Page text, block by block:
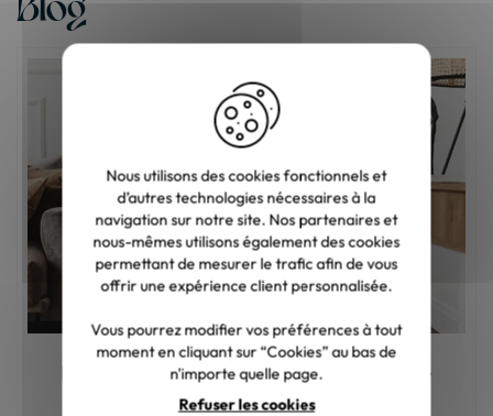
Meuble en bois : comment choisir la bonne
teinte ?
Nous utilisons des cookies fonctionnels et
d’autres technologies nécessaires à la
navigation sur notre site. Nos partenaires et
nous-mêmes utilisons également des cookies
permettant de mesurer le trafic afin de vous
offrir une expérience client personnalisée.
Vous pourrez modifier vos préférences à tout
moment en cliquant sur “Cookies” au bas de
n'importe quelle page.
Refuser les cookies